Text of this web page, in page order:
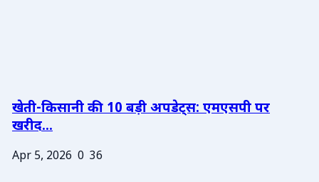
खेती-किसानी की 10 बड़ी अपडेट्स: एमएसपी पर
खरीद...
Apr 5, 2026 0 36